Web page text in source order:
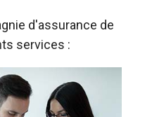
d'assurance de
services :